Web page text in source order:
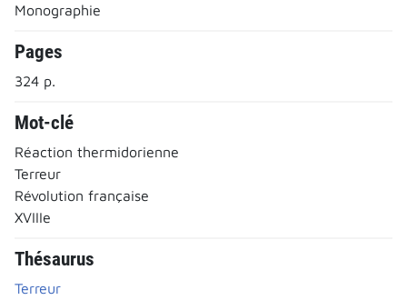
Monographie
Pages
324 p.
Mot-clé
Réaction thermidorienne
Terreur
Révolution française
XVIIIe
Thésaurus
Terreur